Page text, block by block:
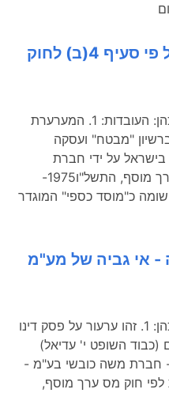
"מס רווח" על פי סעיף 4(ב) לחוק
פסק דין השופטת ט' שטרסברג-כהן: העובדות: 1. המערערת
"מבטח" ועסקה
בישראל על ידי חברת
נורשיפקו בע"מ. לצורך חוק מס ערך מוסף, התשל"ו1975-
כ"מוסד כספי" המוגדר
- אי גביה של מע"מ
פסק דין השופטת ט' שטרסברג-כהן: 1. זהו ערעור על פסק דינו
(כבוד השופט י' עדיאל)
חברת משה כובשי בע"מ -
חוק מס ערך מוסף,